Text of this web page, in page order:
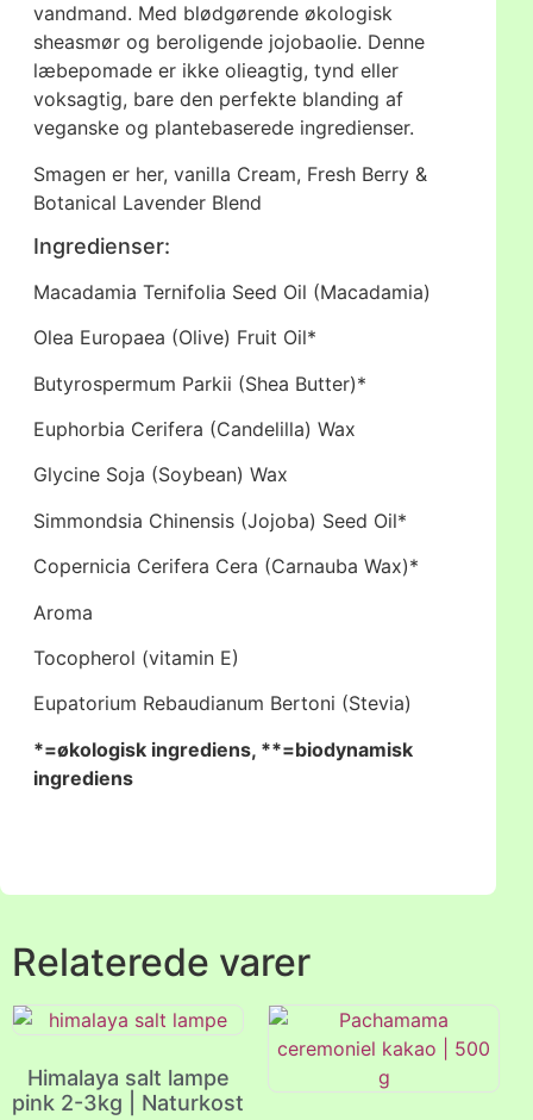
vandmand. Med blødgørende økologisk
sheasmør og beroligende jojobaolie. Denne
læbepomade er ikke olieagtig, tynd eller
voksagtig, bare den perfekte blanding af
veganske og plantebaserede ingredienser.
Smagen er her, vanilla Cream, Fresh Berry &
Botanical Lavender Blend
Ingredienser:
Macadamia Ternifolia Seed Oil (Macadamia)
Olea Europaea (Olive) Fruit Oil*
Butyrospermum Parkii (Shea Butter)*
Euphorbia Cerifera (Candelilla) Wax
Glycine Soja (Soybean) Wax
Simmondsia Chinensis (Jojoba) Seed Oil*
Copernicia Cerifera Cera (Carnauba Wax)*
Aroma
Tocopherol (vitamin E)
Eupatorium Rebaudianum Bertoni (Stevia)
*=økologisk ingrediens, **=biodynamisk
ingrediens
Relaterede varer
Himalaya salt lampe
pink 2-3kg | Naturkost